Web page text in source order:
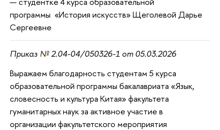
программы «История искусств» Щеголевой Дарье
Сергеевне
Приказ №2.04-04/050326-1 от 05.03.2026
Выражаем благодарность студентам 5 курса
образовательной программы бакалавриата «Язык,
словесность и культура Китая» факультета
гуманитарных наук за активное участие в
организации факультетского мероприятия